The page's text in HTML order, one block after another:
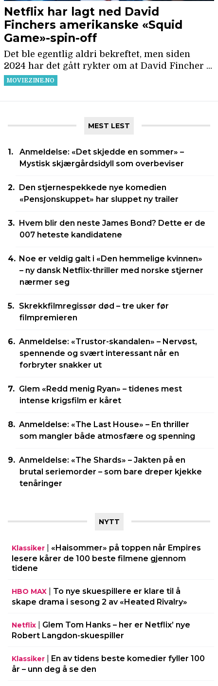
MEST LEST
Anmeldelse: «Det skjedde en sommer» –
Mystisk skjærgårdsidyll som overbeviser
Den stjernespekkede nye komedien
«Pensjonskuppet» har sluppet ny trailer
Hvem blir den neste James Bond? Dette er de
007 heteste kandidatene
Noe er veldig galt i «Den hemmelige kvinnen»
– ny dansk Netflix-thriller med norske stjerner
nærmer seg
Skrekkfilmregissør død – tre uker før
filmpremieren
Anmeldelse: «Trustor-skandalen» – Nervøst,
spennende og svært interessant når en
forbryter snakker ut
Glem «Redd menig Ryan» – tidenes mest
intense krigsfilm er kåret
Anmeldelse: «The Last House» – En thriller
som mangler både atmosfære og spenning
Anmeldelse: «The Shards» – Jakten på en
brutal seriemorder – som bare dreper kjekke
tenåringer
NYTT
Klassiker
«Haisommer» på toppen når Empires
lesere kårer de 100 beste filmene gjennom
tidene
HBO MAX
To nye skuespillere er klare til å
skape drama i sesong 2 av «Heated Rivalry»
Netflix
Glem Tom Hanks – her er Netflix’ nye
Robert Langdon-skuespiller
Klassiker
En av tidens beste komedier fyller 100
år – unn deg å se den